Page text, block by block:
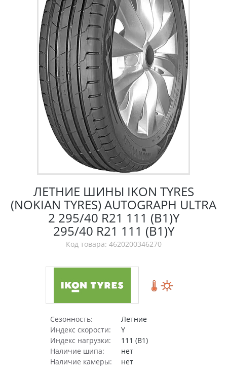
ЛЕТНИЕ ШИНЫ IKON TYRES
(NOKIAN TYRES) AUTOGRAPH ULTRA
2 295/40 R21 111 (B1)Y
295/40 R21 111 (B1)Y
Код товара: 4620200346270
Сезонность:
Летние
Индекс скорости:
Y
Индекс нагрузки:
111 (B1)
Наличие шипа:
нет
Наличие камеры:
нет